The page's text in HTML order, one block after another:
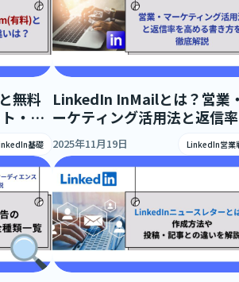
無料
・料
基礎
LinkedIn InMailとは？営業
ーケティング活用法と返信
高める書き方を徹底解説
2025年11月19日 LinkedIn営業